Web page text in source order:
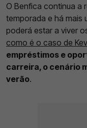
O Benfica continua a
temporada e há mais
poderá estar a viver
como é o caso de
empréstimos e
carreira, o cenário
verão.